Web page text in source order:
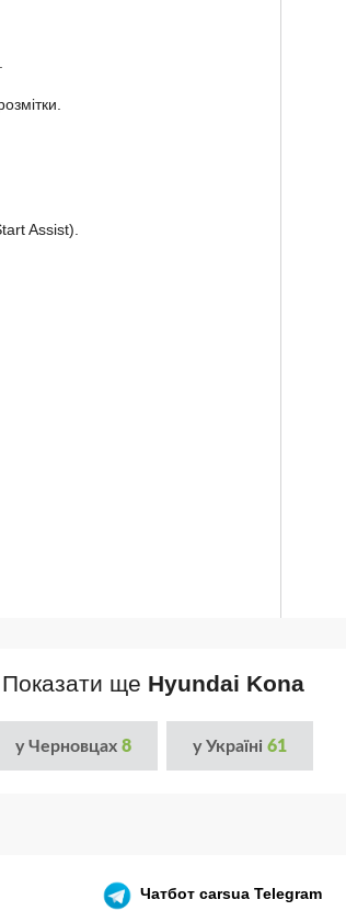
Assist).
Показати ще Hyundai Kona
у Черновцах 8 у Україні 61
Чатботcarsua Telegram